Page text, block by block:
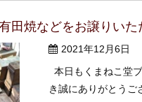
ただいたあとに、残
田焼などをお譲りいた
2021年12月6日
本日もくまねこ堂
き誠にありがとう